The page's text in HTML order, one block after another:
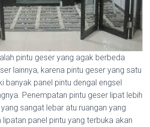
pintu geser yang agak berbeda
lainnya, karena pintu geser yang satu
banyak panel pintu dengal engsel
Penempatan pintu geser lipat lebih
sangat lebar atu ruangan yang
lipatan panel pintu yang terbuka akan